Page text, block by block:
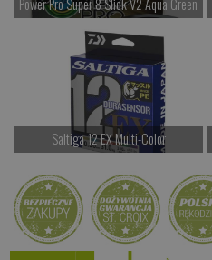
Power Pro Super 8 Slick V2 Aqua Green
od 127.00 PLN
Kup teraz >
Saltiga 12 EX Multi-Color
Kup teraz >